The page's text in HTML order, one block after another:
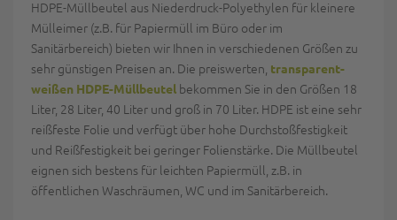
HDPE-Müllbeutel aus Niederdruck-Polyethylen für kleinere
Mülleimer (z.B. für Papiermüll im Büro oder im
Sanitärbereich) bieten wir Ihnen in verschiedenen Größen zu
sehr günstigen Preisen an. Die preiswerten, transparent-
weißen HDPE-Müllbeutel bekommen Sie in den Größen 18
Liter, 28 Liter, 40 Liter und groß in 70 Liter. HDPE ist eine sehr
reißfeste Folie und verfügt über hohe Durchstoßfestigkeit
und Reißfestigkeit bei geringer Folienstärke. Die Müllbeutel
eignen sich bestens für leichten Papiermüll, z.B. in
öffentlichen Waschräumen, WC und im Sanitärbereich.